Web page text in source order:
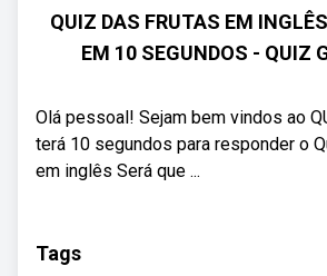
QUIZ DAS FRUTAS EM
EM 10 SEGUNDOS - QUIZ
Olá pessoal! Sejam bem vindos ao
terá 10 segundos para responder o
em inglês Será que ...
Tags